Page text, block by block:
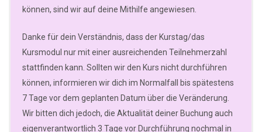
können, sind wir auf deine Mithilfe angewiesen.
Danke für dein Verständnis, dass der Kurstag/das
Kursmodul nur mit einer ausreichenden Teilnehmerzahl
stattfinden kann. Sollten wir den Kurs nicht durchführen
können, informieren wir dich im Normalfall bis spätestens
7 Tage vor dem geplanten Datum über die Veränderung.
Wir bitten dich jedoch, die Aktualität deiner Buchung auch
eigenverantwortlich 3 Tage vor Durchführung nochmal in